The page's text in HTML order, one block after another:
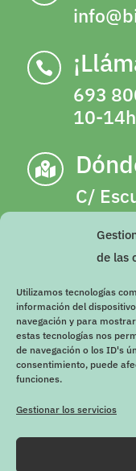
de las
Utilizamos tecnologías
información del
navegación y para
estas tecnologías nos
de navegación o los ID's
consentimiento, puede
funciones.
Gestionar los servicios

693
10-

C/
YO10